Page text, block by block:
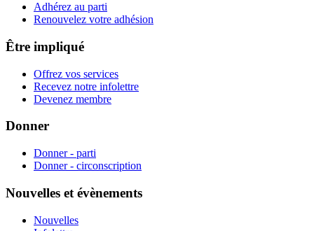
Adhérez au parti
Renouvelez votre adhésion
Être impliqué
Offrez vos services
Recevez notre infolettre
Devenez membre
Donner
Donner - parti
Donner - circonscription
Nouvelles et évènements
Nouvelles